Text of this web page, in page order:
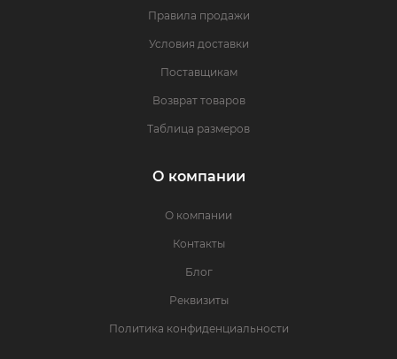
Правила продажи
Условия доставки
Поставщикам
Возврат товаров
Таблица размеров
О компании
О компании
Контакты
Блог
Реквизиты
Политика конфиденциальности